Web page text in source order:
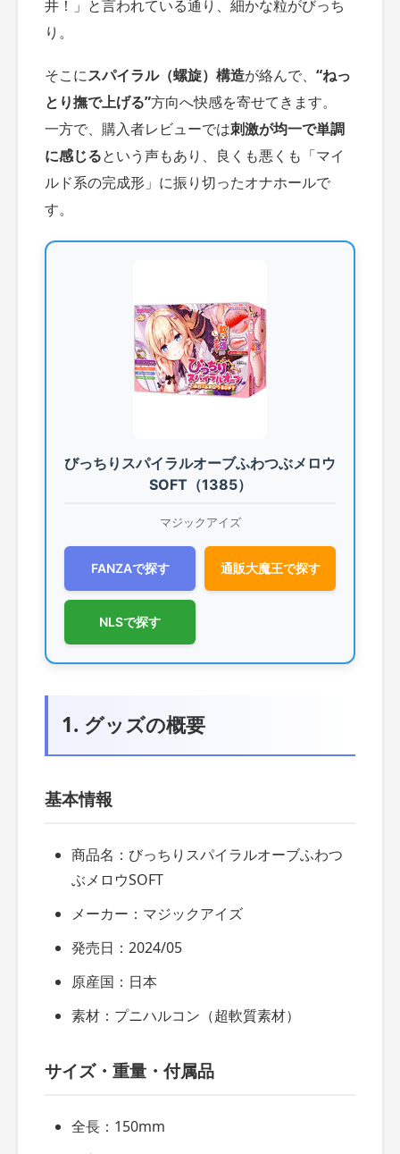
井！」と言われている通り、細かな粒がびっち
り。
そこにスパイラル（螺旋）構造が絡んで、 “ねっ
とり撫で上げる”方向へ快感を寄せてきます。
一方で、購入者レビューでは刺激が均一で単調
に感じるという声もあり、良くも悪くも「マイ
ルド系の完成形」に振り切ったオナホールで
す。
びっちりスパイラルオーブふわつぶメロウ
SOFT（1385）
マジックアイズ
FANZAで探す 通販大魔王で探す
NLSで探す
1. グッズの概要
基本情報
商品名：びっちりスパイラルオーブふわつ
ぶメロウSOFT
メーカー：マジックアイズ
発売日：2024/05
原産国：日本
素材：プニハルコン（超軟質素材）
サイズ・重量・付属品
全長：150mm